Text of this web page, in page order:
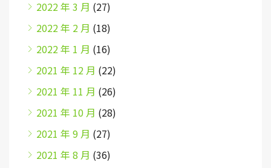
2022 年 3 月 (27)
2022 年 2 月 (18)
2022 年 1 月 (16)
2021 年 12 月 (22)
2021 年 11 月 (26)
2021 年 10 月 (28)
2021 年 9 月 (27)
2021 年 8 月 (36)